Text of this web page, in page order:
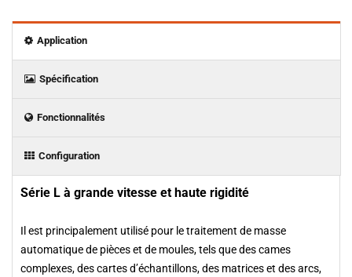
Application
Spécification
Fonctionnalités
Configuration
Série L à grande vitesse et haute rigidité
Il est principalement utilisé pour le traitement de masse
automatique de pièces et de moules, tels que des cames
complexes, des cartes d’échantillons, des matrices et des arcs,